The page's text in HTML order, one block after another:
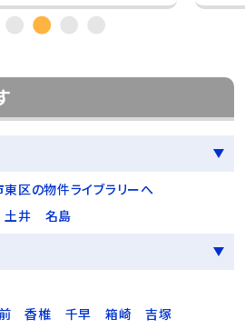
区の物件ライブラリーへ
土井
名島
香椎 千早 箱崎
吉塚